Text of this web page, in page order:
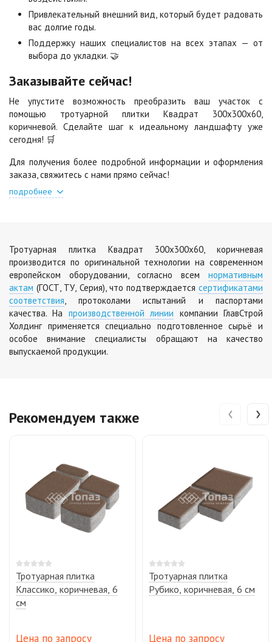
Цена по запросу Цена по запросу
Яшма
Цена по запросу
Привлекательный внешний вид, который будет радовать
вас долгие годы.
Поддержку наших специалистов на всех этапах — от
выбора до укладки. 🤝
Заказывайте сейчас!
Не упустите возможность преобразить ваш участок с
помощью тротуарной плитки Квадрат 300х300х60,
коричневой. Сделайте шаг к идеальному ландшафту уже
сегодня! 🛒
Для получения более подробной информации и оформления
заказа, свяжитесь с нами прямо сейчас!
подробнее
Тротуарная плитка Квадрат 300х300х60, коричневая
производится по оригинальной технологии на современном
европейском оборудовании, согласно всем нормативным
актам (ГОСТ, ТУ, Серия), что подтверждается сертификатами
соответствия , протоколами испытаний и паспортами
качества. На производственной линии компании ГлавСтрой
Холдинг применяется специально подготовленное сырьё и
особое внимание специалисты обращают на качество
выпускаемой продукции.
Рекомендуем также
Тротуарная плитка
Классико, коричневая, 6
см
Цена по запросу
Тротуарная плитка
Рубико, коричневая, 6 см
Цена по запросу
‹ ›